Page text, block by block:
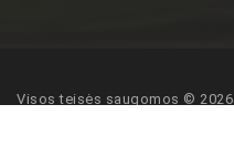
Visos teisės saugomos © 2026